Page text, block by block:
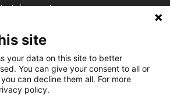
site
your data on this site to better
You can give your consent to all or
can decline them all. For more
policy.